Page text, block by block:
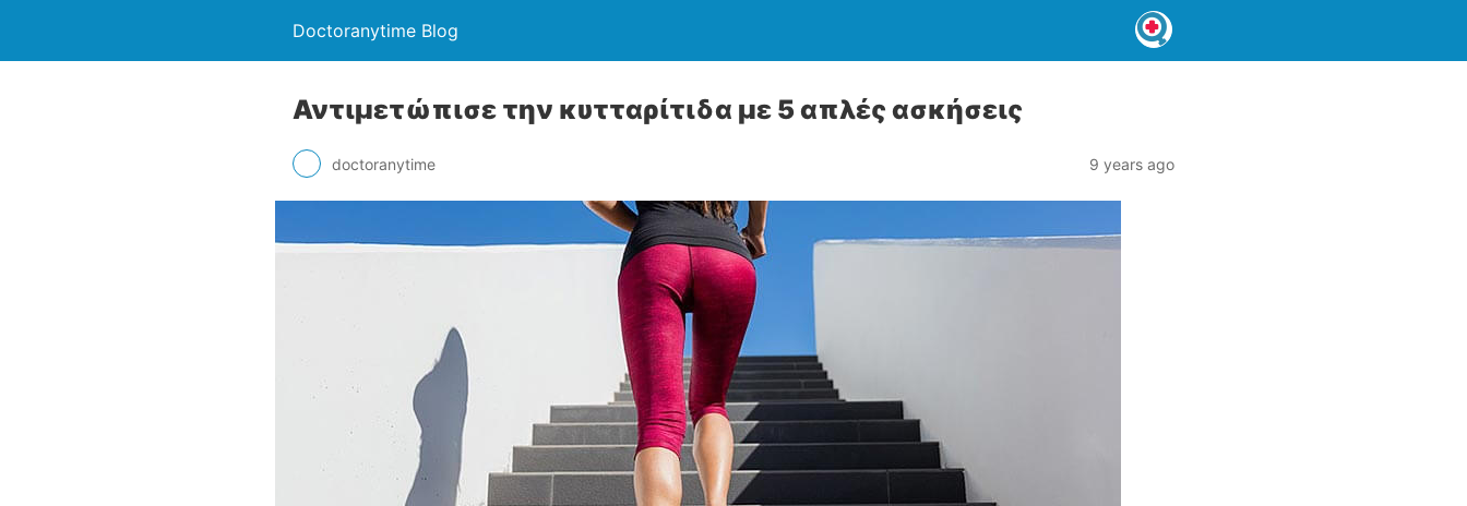
Doctoranytime Blog
Αντιμετώπισε την κυτταρίτιδα με 5 απλές ασκήσεις
doctoranytime 9 years ago